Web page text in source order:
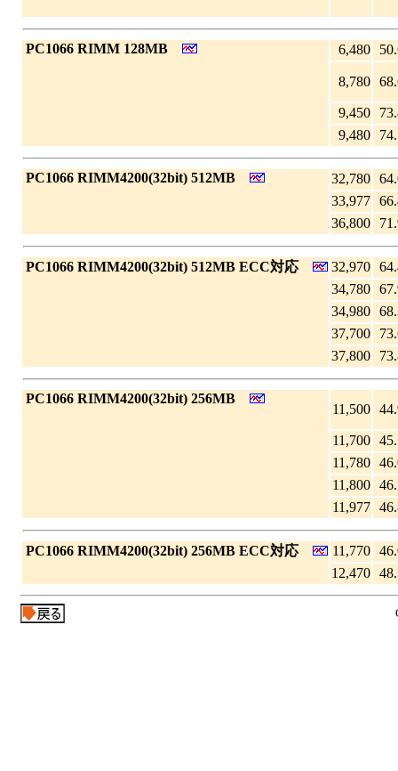
PC1066 RIMM 128MB 6,480
8,780
9,450
9,480
PC1066 RIMM4200(32bit) 512MB 32,780
33,977
36,800
PC1066 RIMM4200(32bit) 512MB ECC対応 32,970
34,780
34,980
37,700
37,800
PC1066 RIMM4200(32bit) 256MB
11,500
11,700
11,780
11,800
11,977
PC1066 RIMM4200(32bit) 256MB ECC対応 11,770
12,470